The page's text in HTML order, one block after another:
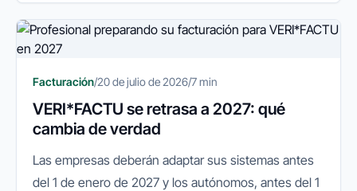
Facturación/20 de julio de 2026/7 min
VERI*FACTU se retrasa a 2027: qué
cambia de verdad
Las empresas deberán adaptar sus sistemas antes
del 1 de enero de 2027 y los autónomos, antes del 1